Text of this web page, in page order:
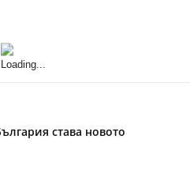
става новото